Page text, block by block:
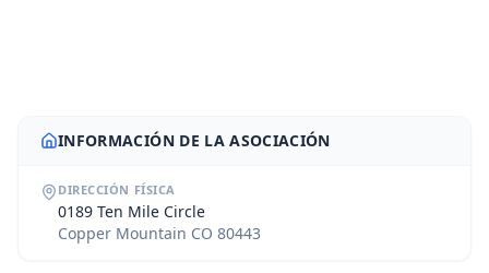
INFORMACIÓN DE LA ASOCIACIÓN
DIRECCIÓN FÍSICA
0189 Ten Mile Circle
Copper Mountain CO 80443